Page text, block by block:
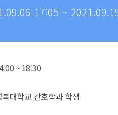
17:05 ~
~ 18:30
대학교 간호학과 학생